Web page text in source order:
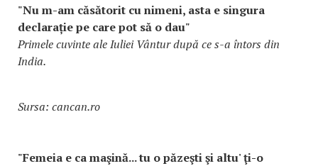
"Nu m-am căsătorit cu nimeni, asta e singura
declarație pe care pot să o dau"
Primele cuvinte ale Iuliei Vântur după ce s-a întors din
India.
Sursa: cancan.ro
"Femeia e ca maşină... tu o păzeşti şi altu' ţi-o